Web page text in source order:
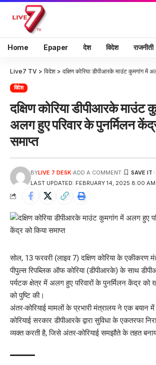
Home Epaper देश विदेश राजनीती
Live7 TV > विदेश > दक्षिण कोरिया डीपीआरके माउंट कुमगांग में अलग हुए परिवार
विदेश
दक्षिण कोरिया डीपीआरके माउंट
अलग हुए परिवार के पुनर्मिलन
समाप्त
LAST UPDATED: FEBRUARY 14, 2025 8:00 AM
BYLIVE 7 DESK ADD A COMMENT
सोल, 13 फरवरी (लाइव 7) दक्षिण कोरिया के एकीकरण
पीपुल्स रिपब्लिक ऑफ कोरिया (डीपीआरके) के साथ
पर्यटक क्षेत्र में अलग हुए परिवारों के पुनर्मिलन केंद्र
को पुष्टि की।
अंतर-कोरियाई मामलों के प्रभारी मंत्रालय ने एक बयान में
कोरियाई सरकार डीपीआरके द्वारा सुविधा के एकतरफा
व्यक्त करती है, जिसे अंतर-कोरियाई समझौते के तहत